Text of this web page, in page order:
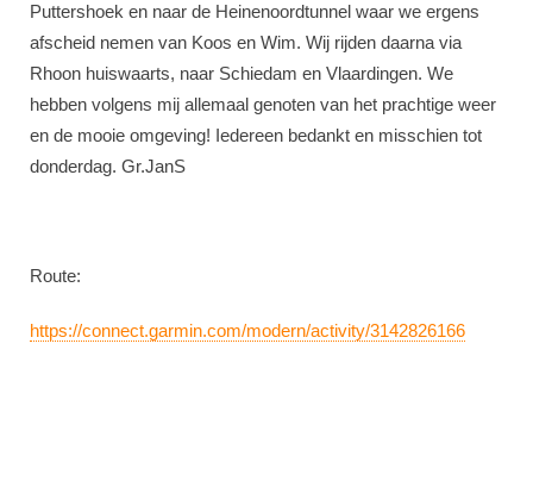
Puttershoek en naar de Heinenoordtunnel waar we ergens
afscheid nemen van Koos en Wim. Wij rijden daarna via
Rhoon huiswaarts, naar Schiedam en Vlaardingen. We
hebben volgens mij allemaal genoten van het prachtige weer
en de mooie omgeving! Iedereen bedankt en misschien tot
donderdag. Gr.JanS
Route:
https://connect.garmin.com/modern/activity/3142826166